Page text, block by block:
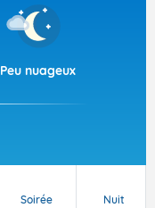
Peu nuageux
Soirée Nuit